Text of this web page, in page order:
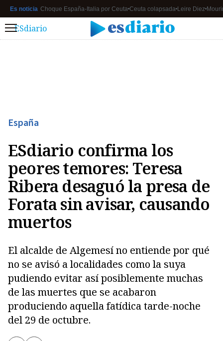
Es noticia Choque España-Italia por Ceuta Ceuta colapsada Leire Diez
Menú
ESdiario
España
ESdiario confirma los
peores temores: Teresa
Ribera desaguó la presa de
Forata sin avisar, causando
muertos
El alcalde de Algemesí no entiende por qué
no se avisó a localidades como la suya
pudiendo evitar así posiblemente muchas
de las muertes que se acabaron
produciendo aquella fatídica tarde-noche
del 29 de octubre.